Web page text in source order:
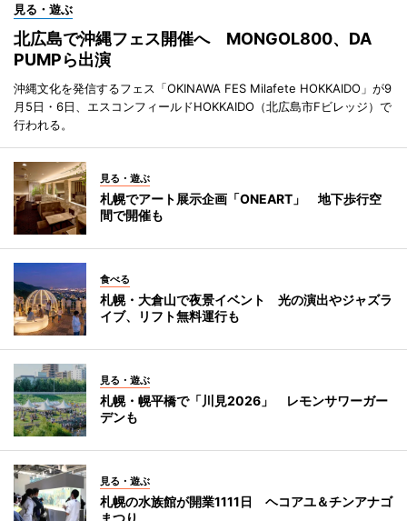
見る・遊ぶ
北広島で沖縄フェス開催へ MONGOL800、DA
PUMPら出演
沖縄文化を発信するフェス「OKINAWA FES Milafete HOKKAIDO」が9
月5日・6日、エスコンフィールドHOKKAIDO（北広島市Fビレッジ）で
行われる。
見る・遊ぶ
札幌でアート展示企画「ONEART」 地下歩行空
間で開催も
食べる
札幌・大倉山で夜景イベント 光の演出やジャズラ
イブ、リフト無料運行も
見る・遊ぶ
札幌・幌平橋で「川見2026」 レモンサワーガー
デンも
見る・遊ぶ
札幌の水族館が開業1111日 ヘコアユ＆チンアナゴ
まつり